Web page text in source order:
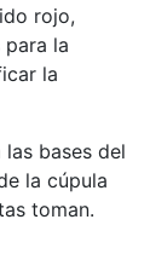
rojo,
la
la
bases del
la cúpula
toman.